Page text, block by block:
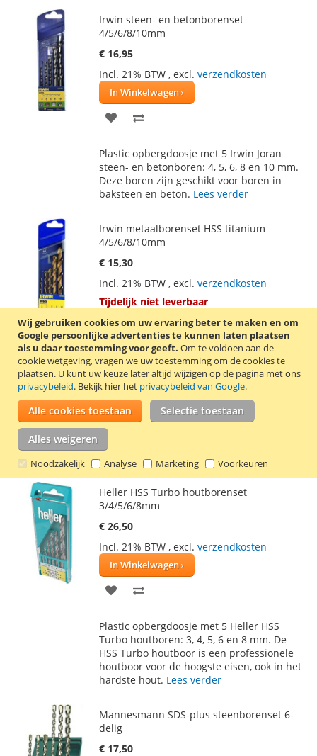
Wij gebruiken cookies om uw ervaring beter te maken en om
Google persoonlijke advertenties te kunnen laten plaatsen
als u daar toestemming voor geeft. Om te voldoen aan de
cookie wetgeving, vragen we uw toestemming om de cookies te
plaatsen. U kunt uw keuze later altijd wijzigen op de pagina met ons
privacybeleid. Bekijk hier het privacybeleid van Google.
Alle cookies toestaan Selectie toestaan
Alles weigeren
Noodzakelijk Analyse Marketing Voorkeuren
Irwin steen- en betonborenset
4/5/6/8/10mm
€ 16,95
Incl. 21% BTW , excl. verzendkosten
In Winkelwagen
VOEG
AAN
VERLANGLIJST
TE
VERGELIJKEN
Plastic opbergdoosje met 5 Irwin Joran
steen- en betonboren: 4, 5, 6, 8 en 10 mm.
Deze boren zijn geschikt voor boren in
baksteen en beton. Lees verder
Irwin metaalborenset HSS titanium
4/5/6/8/10mm
€ 15,30
Incl. 21% BTW , excl. verzendkosten
Tijdelijk niet leverbaar
VOEG
TOE
AAN
VERLANGLIJST
TOEVOEGEN
OM
TE
VERGELIJKEN
Plastic opbergdoosje met 5 Irwin HSS
titanium metaalboren: 4, 5, 6, 8 en 10 mm.
De metaalboren hebben een gespleten
punt met een hoek van 135 graden. Dit
zorgt voor een perfecte centrering en een
beperkte boordruk. Deze boren zijn
hard gelegeerd staal.
Lees verder
Heller HSS Turbo houtborenset
3/4/5/6/8mm
€ 26,50
Incl. 21% BTW , excl. verzendkosten
In Winkelwagen
VOEG
AAN
VERLANGLIJST
TE
VERGELIJKEN
Plastic opbergdoosje met 5 Heller HSS
Turbo houtboren: 3, 4, 5, 6 en 8 mm. De
HSS Turbo houtboor is een professionele
houtboor voor de hoogste eisen, ook in het
hardste hout. Lees verder
Mannesmann SDS-plus steenborenset 6-
delig
€ 17,50